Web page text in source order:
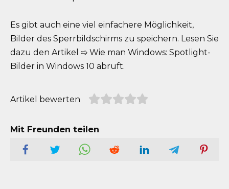
Es gibt auch eine viel einfachere Möglichkeit,
Bilder des Sperrbildschirms zu speichern. Lesen Sie
dazu den Artikel ➯ Wie man Windows: Spotlight-
Bilder in Windows 10 abruft.
Artikel bewerten
Mit Freunden teilen